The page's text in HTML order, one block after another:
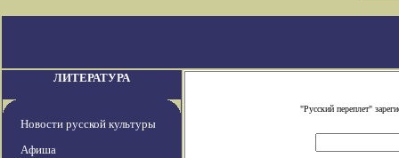
ЛИТЕРАТУРА
Новости русской культуры
Афиша
"Русский переплет"